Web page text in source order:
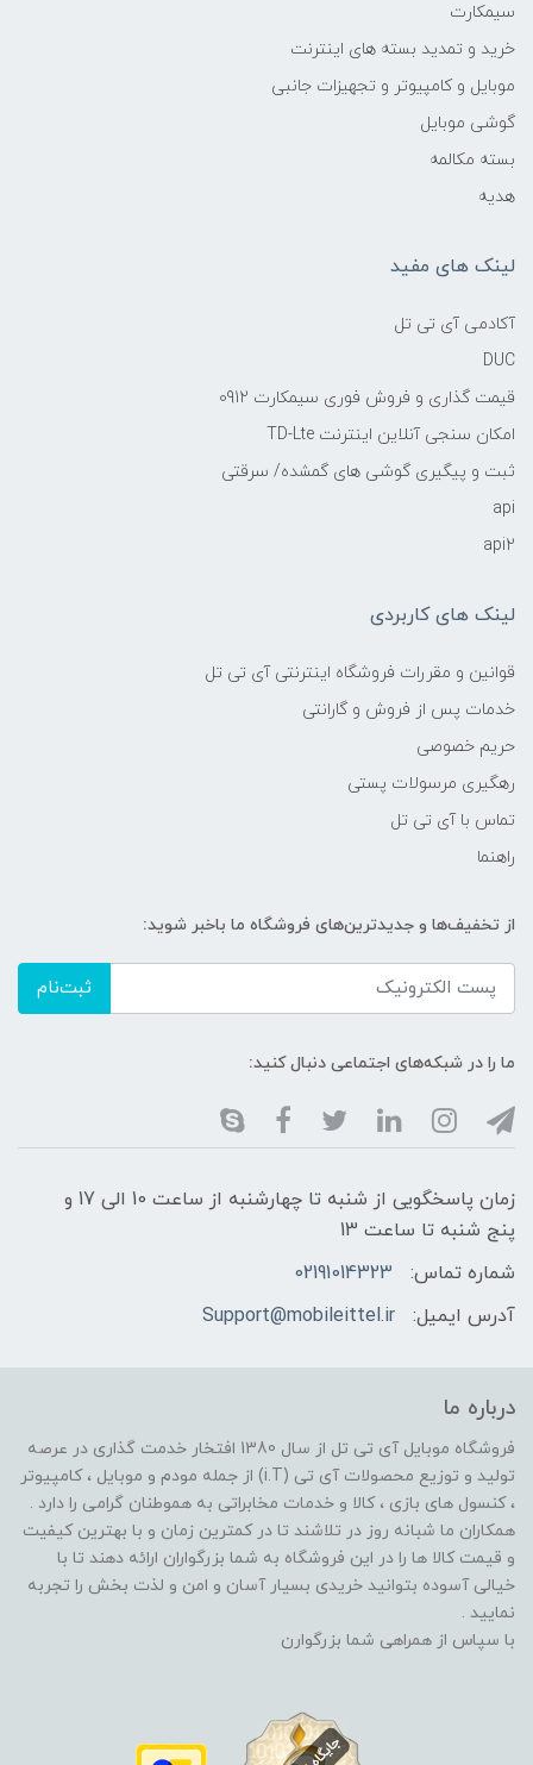
سیمکارت
خرید و تمدید بسته های اینترنت
موبایل و کامپیوتر و تجهیزات جانبی
گوشی موبایل
بسته مکالمه
هدیه
لینک های مفید
آکادمی آی تی تل
DUC
قیمت گذاری و فروش فوری سیمکارت 0912
امکان سنجی آنلاین اینترنت TD-Lte
ثبت و پیگیری گوشی های گمشده/ سرقتی
api
api2
لینک های کاربردی
قوانین و مقررات فروشگاه اینترنتی آی تی تل
خدمات پس از فروش و گارانتی
حریم خصوصی
رهگیری مرسولات پستی
تماس با آی تی تل
راهنما
از تخفیف‌ها و جدیدترین‌های فروشگاه ما باخبر شوید:
ثبت‌نام
ما را در شبکه‌های اجتماعی دنبال کنید:
زمان پاسخگویی از شنبه تا چهارشنبه از ساعت 10 الی 17 و
پنج شنبه تا ساعت 13
شماره تماس:
02191014323
آدرس ایمیل:
Support@mobileittel.ir
درباره ما
فروشگاه موبایل آی تی تل از سال 1380 افتخار خدمت گذاری در عرصه
تولید و توزیع محصولات آی تی (i.T) از جمله مودم و موبایل ، کامپیوتر
، کنسول های بازی ، کالا و خدمات مخابراتی به هموطنان گرامی را دارد .
همکاران ما شبانه روز در تلاشند تا در کمترین زمان و با بهترین کیفیت
و قیمت کالا ها را در این فروشگاه به شما بزرگواران ارائه دهند تا با
خیالی آسوده بتوانید خریدی بسیار آسان و امن و لذت بخش را تجربه
نمایید .
با سپاس از همراهی شما بزرگوارن